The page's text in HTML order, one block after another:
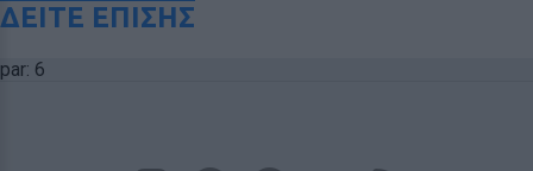
ΔΕΙΤΕ ΕΠΙΣΗΣ
par: 6